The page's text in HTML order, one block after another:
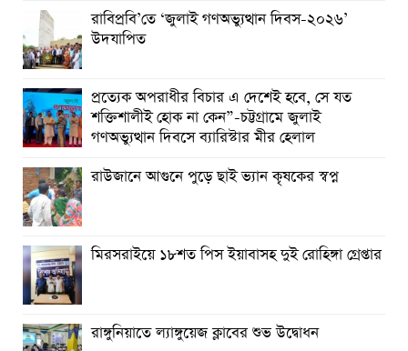
রাঙামাটিতে “ফিরে দেখা রক্তঝরা জুলাই-আগস্ট প্রত্যাশা আর প্রাপ্তি
শীর্ষক “কথকতা” অনুষ্ঠান অনুষ্ঠিত
ছুটির রাতে খোলা ভূমি অফিস, ভেতরে তহশিলদার
রাবিপ্রবি’তে ‘জুলাই গণঅভ্যুত্থান দিবস-২০২৬’
উদযাপিত
প্রত্যেক অপরাধীর বিচার এ দেশেই হবে, সে যত
শক্তিশালীই হোক না কেন”-চট্টগ্রামে জুলাই
গণঅভ্যুত্থান দিবসে ব্যারিস্টার মীর হেলাল
রাউজানে আগুনে পুড়ে ছাই ভ্যান কৃষকের স্বপ্ন
মিরসরাইয়ে ১৮শত পিস ইয়াবাসহ দুই রোহিঙ্গা গ্রেপ্তার
রাঙ্গুনিয়াতে ল্যাঙ্গুয়েজ ক্লাবের শুভ উদ্বোধন